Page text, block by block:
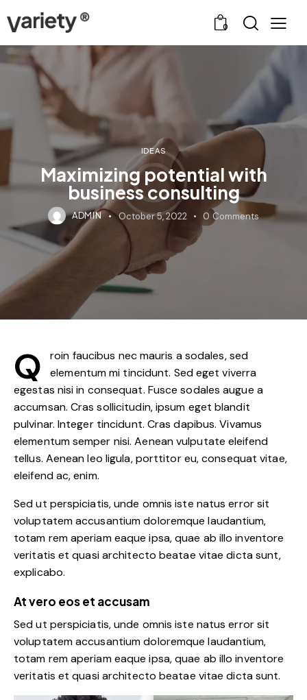
0
IDEAS
Maximizing potential with
business consulting
ADMIN October 5, 2022 0 Comments
Q
roin faucibus nec mauris a sodales, sed
elementum mi tincidunt. Sed eget viverra
egestas nisi in consequat. Fusce sodales augue a
accumsan. Cras sollicitudin, ipsum eget blandit
pulvinar. Integer tincidunt. Cras dapibus. Vivamus
elementum semper nisi. Aenean vulputate eleifend
tellus. Aenean leo ligula, porttitor eu, consequat vitae,
eleifend ac, enim.
Sed ut perspiciatis, unde omnis iste natus error sit
voluptatem accusantium doloremque laudantium,
totam rem aperiam eaque ipsa, quae ab illo inventore
veritatis et quasi architecto beatae vitae dicta sunt,
explicabo.
At vero eos et accusam
Sed ut perspiciatis, unde omnis iste natus error sit
voluptatem accusantium doloremque laudantium,
totam rem aperiam eaque ipsa, quae ab illo inventore
veritatis et quasi architecto beatae vitae dicta sunt.